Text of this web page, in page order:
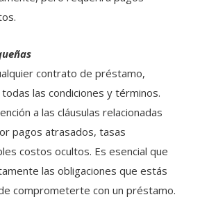
contrato de préstamo,
las condiciones y términos.
a las cláusulas relacionadas
pagos atrasados, tasas
costos ocultos. Es esencial que
las obligaciones que estás
comprometerte con un préstamo.